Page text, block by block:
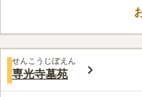
す。永代使用や
可能です。安心
す。
せんこうじぼえん
専光寺墓苑